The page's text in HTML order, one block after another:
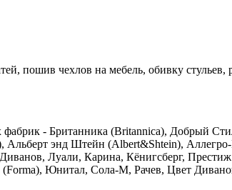
пошив чехлов на мебель, обивку
- Британника (Britannica), Добрый
энд Штейн (Albert&Shtein),
Луали, Карина, Кёнигсберг, Престиж
Юнитал, Сола-М, Рачев, Цвет